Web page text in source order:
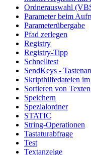
Ordnerauswahl
Parameter beim
Parameterübergabe
Pfad zerlegen
Registry
Registry-Tipp
Schnelltest
SendKeys -
Skripthilfedateien
Sortieren von Texten
Speichern
Spezialordner
STATIC
String-Operationen
Tastaturabfrage
Test
Textanzeige